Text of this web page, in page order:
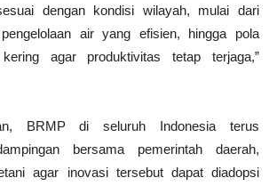
dengan kondisi wilayah, mulai dari
air yang efisien, hingga pola
agar produktivitas tetap terjaga,”
BRMP di seluruh Indonesia terus
bersama pemerintah daerah,
agar inovasi tersebut dapat diadopsi